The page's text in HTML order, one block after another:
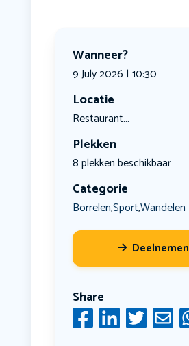
Wanneer?
9 July 2026 | 10:30
Locatie
Restaurant...
Plekken
8 plekken beschikbaar
Categorie
Borrelen,Sport,Wandelen
Deelnemen
Share